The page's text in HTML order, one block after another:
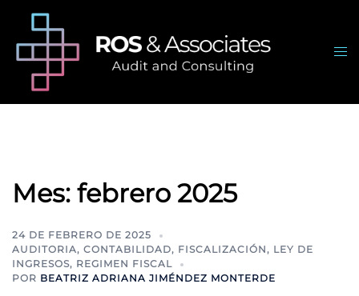
contenido
Mes: febrero 2025
24 DE FEBRERO DE 2025
AUDITORIA, CONTABILIDAD, FISCALIZACIÓN, LEY DE
INGRESOS, REGIMEN FISCAL
POR BEATRIZ ADRIANA JIMÉNDEZ MONTERDE